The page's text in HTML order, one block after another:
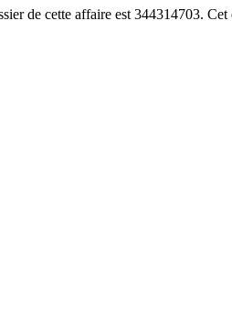
de cette affaire est 344314703. Cet